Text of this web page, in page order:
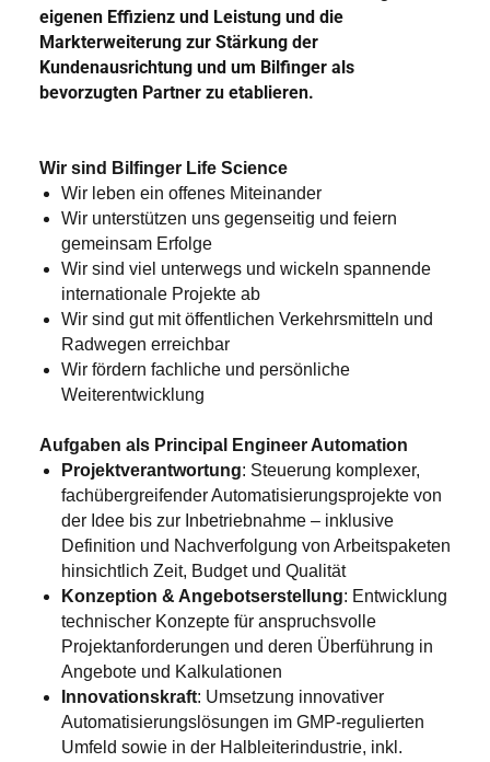
eigenen Effizienz und Leistung und die
Markterweiterung zur Stärkung der
Kundenausrichtung und um Bilfinger als
bevorzugten Partner zu etablieren.
Wir sind Bilfinger Life Science
Wir leben ein offenes Miteinander
Wir unterstützen uns gegenseitig und feiern
gemeinsam Erfolge
Wir sind viel unterwegs und wickeln spannende
internationale Projekte ab
Wir sind gut mit öffentlichen Verkehrsmitteln und
Radwegen erreichbar
Wir fördern fachliche und persönliche
Weiterentwicklung
Aufgaben als Principal Engineer Automation
Projektverantwortung: Steuerung komplexer,
fachübergreifender Automatisierungsprojekte von
der Idee bis zur Inbetriebnahme – inklusive
Definition und Nachverfolgung von Arbeitspaketen
hinsichtlich Zeit, Budget und Qualität
Konzeption & Angebotserstellung: Entwicklung
technischer Konzepte für anspruchsvolle
Projektanforderungen und deren Überführung in
Angebote und Kalkulationen
Innovationskraft: Umsetzung innovativer
Automatisierungslösungen im GMP-regulierten
Umfeld sowie in der Halbleiterindustrie, inkl.